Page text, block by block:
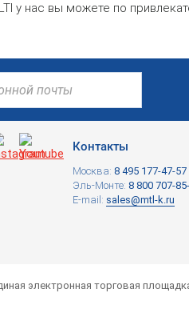
у нас вы можете по
Контакты
Москва: 8 495 177-47-57
Эль-Монте: 8 800 707-
E-mail: sales@mtl-k.ru